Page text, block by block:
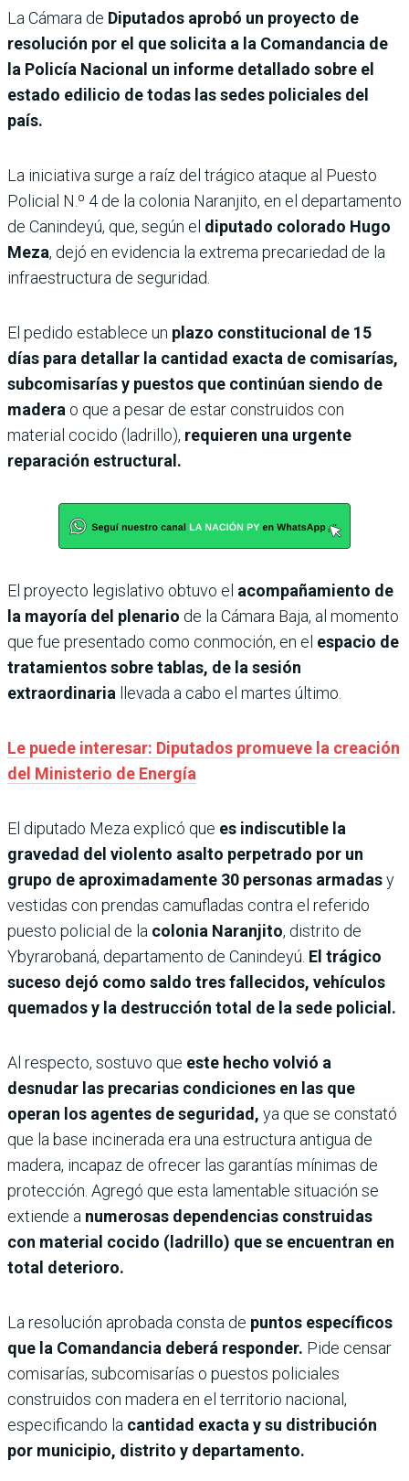
La Cámara de Diputados aprobó un proyecto de
resolución por el que solicita a la Comandancia de
la Policía Nacional un informe detallado sobre el
estado edilicio de todas las sedes policiales del
país.
La iniciativa surge a raíz del trágico ataque al Puesto
Policial N.º 4 de la colonia Naranjito, en el departamento
de Canindeyú, que, según el diputado colorado Hugo
Meza, dejó en evidencia la extrema precariedad de la
infraestructura de seguridad.
El pedido establece un plazo constitucional de 15
días para detallar la cantidad exacta de comisarías,
subcomisarías y puestos que continúan siendo de
madera o que a pesar de estar construidos con
material cocido (ladrillo), requieren una urgente
reparación estructural.
El proyecto legislativo obtuvo el acompañamiento de
la mayoría del plenario de la Cámara Baja, al momento
que fue presentado como conmoción, en el espacio de
tratamientos sobre tablas, de la sesión
extraordinaria
llevada a cabo el martes último.
Le puede interesar: Diputados promueve la creación
del Ministerio de Energía
El diputado Meza explicó que es indiscutible la
gravedad del violento asalto perpetrado por un
grupo de aproximadamente 30 personas armadasy
vestidas con prendas camufladas contra el referido
puesto policial de la colonia Naranjito, distrito de
Ybyrarobaná, departamento de Canindeyú. El trágico
suceso dejó como saldo tres fallecidos, vehículos
quemados y la destrucción total de la sede policial.
Al respecto, sostuvo que este hecho volvió a
desnudar las precarias condiciones en las que
operan los agentes de seguridad, ya que se constató
que la base incinerada era una estructura antigua de
madera, incapaz de ofrecer las garantías mínimas de
protección. Agregó que esta lamentable situación se
extiende a numerosas dependencias construidas
con material cocido (ladrillo) que se encuentran en
total deterioro.
La resolución aprobada consta de puntos específicos
que la Comandancia deberá responder. Pide censar
comisarías, subcomisarías o puestos policiales
construidos con madera en el territorio nacional,
especificando la cantidad exacta y su distribución
por municipio, distrito y departamento.